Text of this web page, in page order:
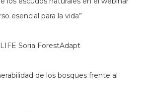
esencial para la vida”
Soria ForestAdapt
de los bosques frente al